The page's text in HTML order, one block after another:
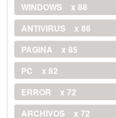
WINDOWS
x 88
ANTIVIRUS
x 86
PAGINA
x 85
PC
x 82
ERROR
x 72
ARCHIVOS
x 72